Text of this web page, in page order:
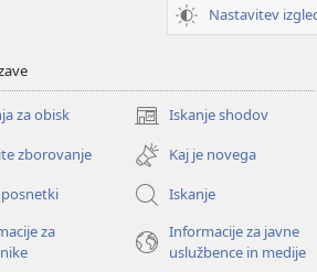
Nastavitev
za obisk Iskanje shodov
(odpre
novo
okno)
zborovanje
Kaj je novega
Iskanje
za
Informacije za javne
uslužbence in medije